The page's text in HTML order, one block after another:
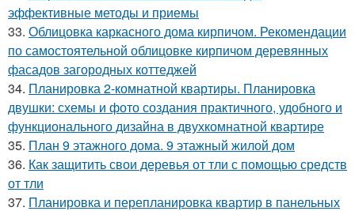
эффективные методы и приемы
33. Облицовка каркасного дома кирпичом. Рекомендации
по самостоятельной облицовке кирпичом деревянных
фасадов загородных коттеджей
34. Планировка 2-комнатной квартиры. Планировка
двушки: схемы и фото создания практичного, удобного и
функционального дизайна в двухкомнатной квартире
35. План 9 этажного дома. 9 этажный жилой дом
36. Как защитить свои деревья от тли с помощью средств
от тли
37. Планировка и перепланировка квартир в панельных